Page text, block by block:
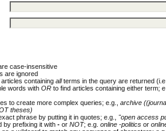
case-insensitive
are ignored
containing allterms in the query are returned
words with OR to find articles containing either term;
to create more complex queries; e.g., archive
theses)
phrase by putting it in quotes; e.g., "open access
by prefixing it with - or NOT; e.g. online -politics or